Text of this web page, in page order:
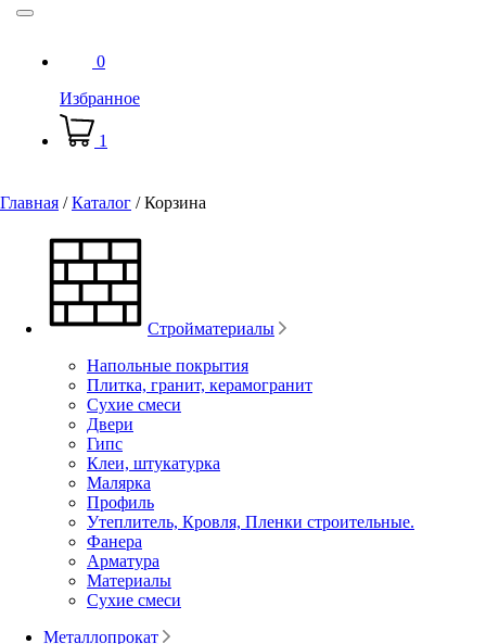
0
Избранное
1
Главная /Каталог /Корзина
Стройматериалы
Напольные покрытия
Плитка, гранит, керамогранит
Сухие смеси
Двери
Гипс
Клеи, штукатурка
Малярка
Профиль
Утеплитель, Кровля, Пленки строительные.
Фанера
Арматура
Материалы
Сухие смеси
Металлопрокат